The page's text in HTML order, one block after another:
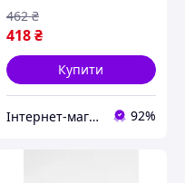
418₴
462 ₴
Купити
Інтернет-магазин Optom7km.net - опт та роздріб товарів Одесса, ринок 7км 92%